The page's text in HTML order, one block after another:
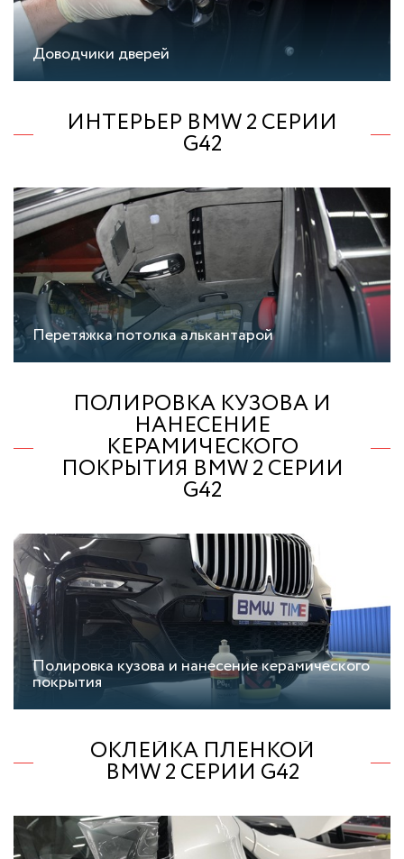
Доводчики дверей
ИНТЕРЬЕР BMW 2 СЕРИИ
G42
Перетяжка потолка алькантарой
ПОЛИРОВКА КУЗОВА И
НАНЕСЕНИЕ
КЕРАМИЧЕСКОГО
ПОКРЫТИЯ BMW 2 СЕРИИ
G42
Полировка кузова и нанесение керамического
покрытия
ОКЛЕЙКА ПЛЕНКОЙ
BMW 2 СЕРИИ G42